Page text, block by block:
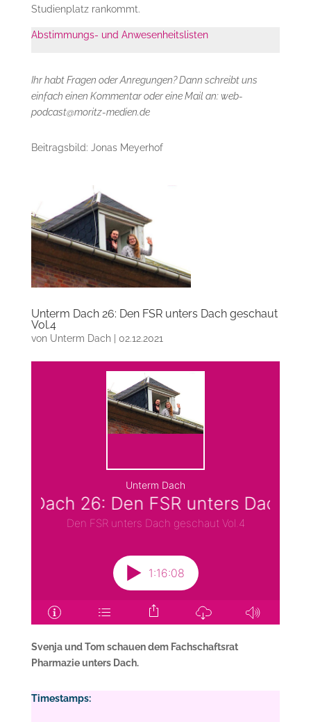
Studienplatz rankommt.
Abstimmungs- und Anwesenheitslisten
Ihr habt Fragen oder Anregungen? Dann schreibt uns
einfach einen Kommentar oder eine Mail an: web-
podcast@moritz-medien.de
Beitragsbild: Jonas Meyerhof
Unterm Dach 26: Den FSR unters Dach geschaut
Vol.4
von Unterm Dach| 02.12.2021
Svenja und Tom schauen dem Fachschaftsrat
Pharmazie unters Dach.
Timestamps: